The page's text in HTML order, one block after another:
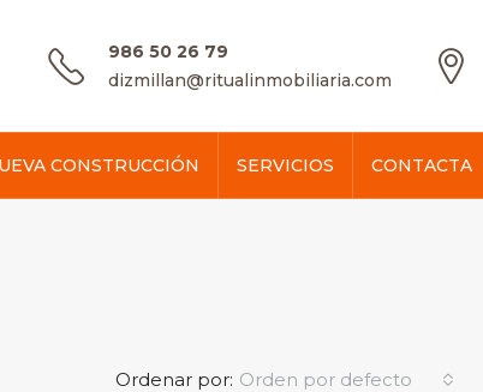
986 50 26 79
dizmillan@ritualinmobiliaria.com
CONSTRUCCIÓN SERVICIOS CONTACTA
Ordenar por: Orden por defecto